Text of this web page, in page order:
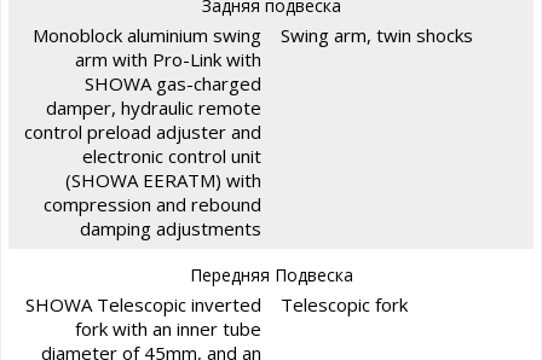
Задняя подвеска
Monoblock aluminium swing
arm with Pro-Link with
SHOWA gas-charged
damper, hydraulic remote
control preload adjuster and
electronic control unit
(SHOWA EERATM) with
compression and rebound
damping adjustments
Swing arm, twin shocks
Передняя Подвеска
SHOWA Telescopic inverted
fork with an inner tube
diameter of 45mm, and an
Telescopic fork